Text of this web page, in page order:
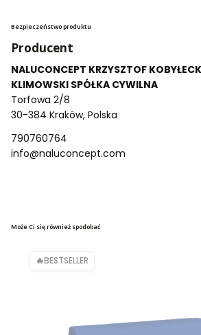
Bezpieczeństwo produktu
Producent
NALUCONCEPT KRZYSZTOF
KLIMOWSKI SPÓŁKA CYWILNA
Torfowa 2/8
30-384 Kraków, Polska
790760764
info@naluconcept.com
Może Ci się również spodobać
BESTSELLER